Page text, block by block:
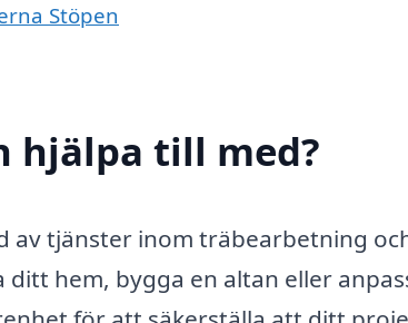
Stöpen
hjälpa till med?
av tjänster inom träbearbetning
hem, bygga en altan eller